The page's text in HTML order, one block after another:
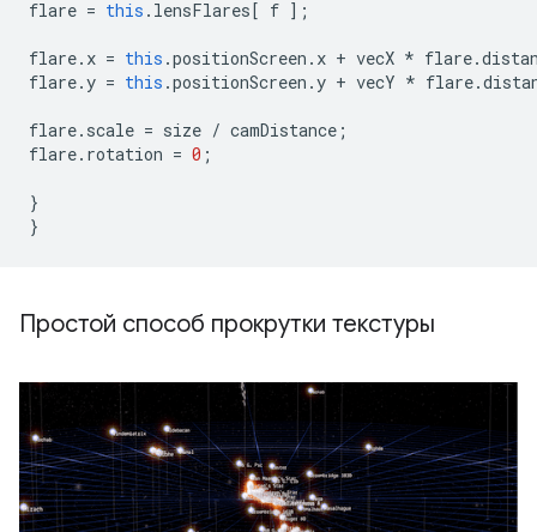
flare = this . lensFlares[ f ];
flare. x = this .positionScreen . x + vecX * flare.
flare.y = this .positionScreen .y + vecY * flare.
flare. scale = size / camDistance ;
flare. rotation = 0 ;
}
}
Простой способ прокрутки текстуры